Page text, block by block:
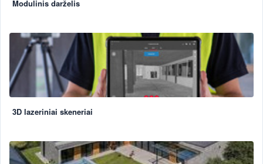
Modulinis darželis
3D lazeriniai skeneriai